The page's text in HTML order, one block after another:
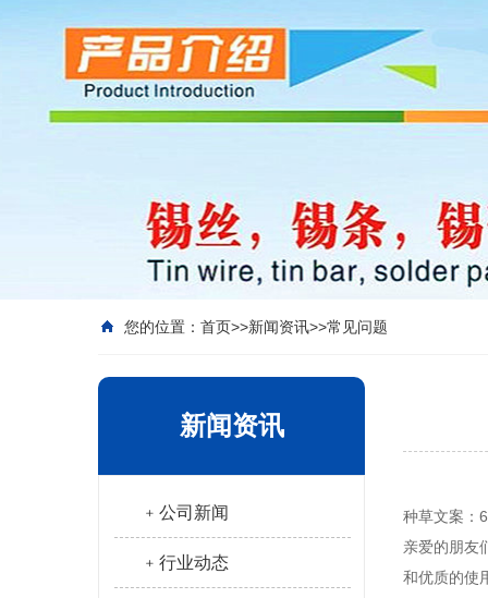
您的位置： 首页>>新闻资讯>>常见问题
新闻资讯
﹢公司新闻
﹢行业动态
种草文案：
亲爱的朋友
和优质的使